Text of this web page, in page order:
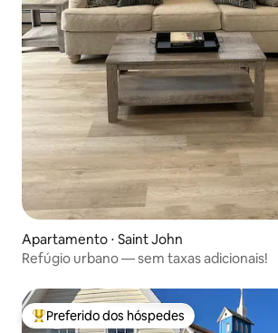
Apartamento ⋅ Saint John
Refúgio urbano — sem taxas adicionais!
Entre os melhores preferidos dos hóspedes
Preferido dos hóspedes